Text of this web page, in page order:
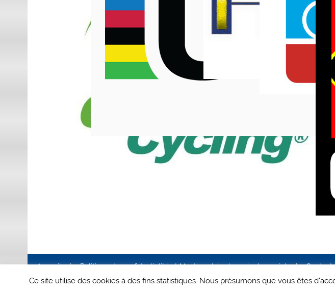
Accueil Politique de confidentialité et Mentions Légales Le projet Contact
Ce site utilise des cookies à des fins statistiques. Nous présumons que vous êtes